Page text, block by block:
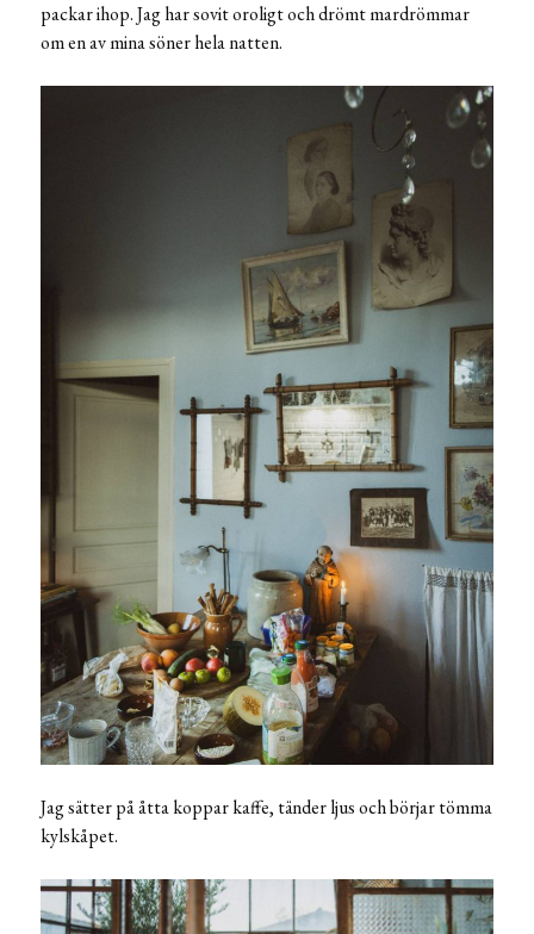
packar ihop. Jag har sovit oroligt och drömt mardrömmar
om en av mina söner hela natten.
Jag sätter på åtta koppar kaffe, tänder ljus och börjar tömma
kylskåpet.